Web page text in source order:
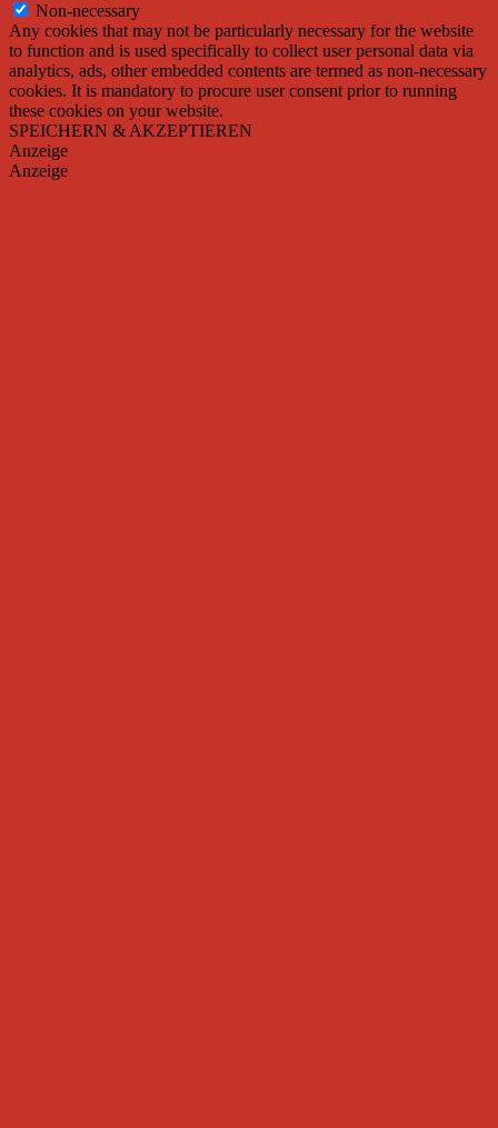
Non-necessary
Any cookies that may not be particularly necessary for the website
to function and is used specifically to collect user personal data via
analytics, ads, other embedded contents are termed as non-necessary
cookies. It is mandatory to procure user consent prior to running
these cookies on your website.
SPEICHERN & AKZEPTIEREN
Anzeige
Anzeige